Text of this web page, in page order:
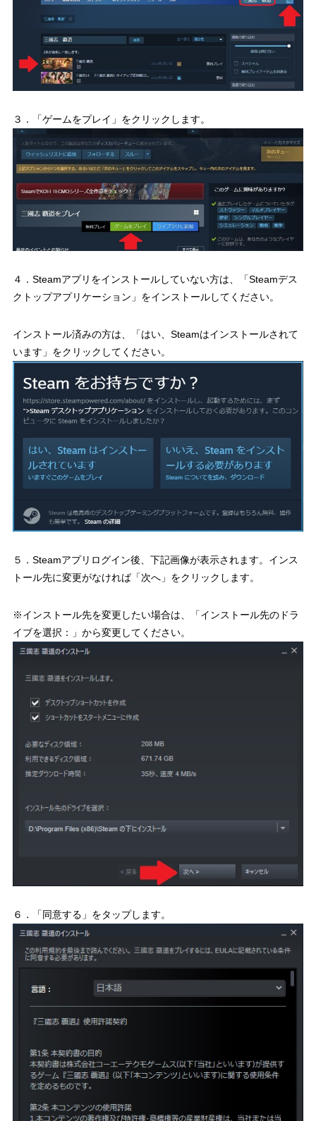
３．「ゲームをプレイ」をクリックします。
４．Steamアプリをインストールしていない方は、「Steamデス
クトップアプリケーション」をインストールしてください。
インストール済みの方は、「はい、Steamはインストールされて
います」をクリックしてください。
５．Steamアプリログイン後、下記画像が表示されます。インス
トール先に変更がなければ「次へ」をクリックします。
※インストール先を変更したい場合は、「インストール先のドラ
イブを選択：」から変更してください。
６．「同意する」をタップします。